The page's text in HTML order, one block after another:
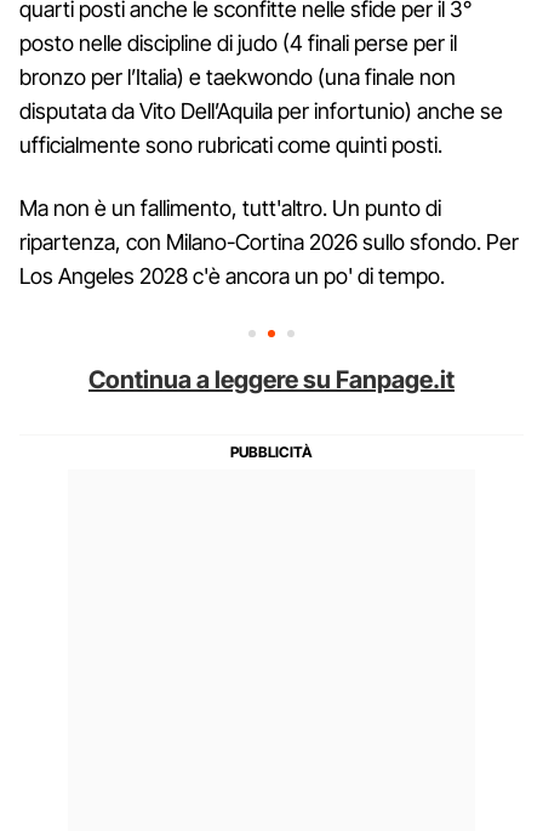
quarti posti anche le sconfitte nelle sfide per il 3°
posto nelle discipline di judo (4 finali perse per il
bronzo per l’Italia) e taekwondo (una finale non
disputata da Vito Dell’Aquila per infortunio) anche se
ufficialmente sono rubricati come quinti posti.
Ma non è un fallimento, tutt'altro. Un punto di
ripartenza, con Milano-Cortina 2026 sullo sfondo. Per
Los Angeles 2028 c'è ancora un po' di tempo.
Continua a leggere su Fanpage.it